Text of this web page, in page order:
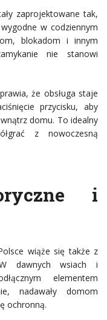
zaprojektowane tak,
w codziennym
blokadom i innym
nie stanowi
że obsługa staje
przycisku, aby
domu. To idealny
z nowoczesną
i
wiąże się także z
dawnych wsiach i
elementem
nadawały domom
ochronną.